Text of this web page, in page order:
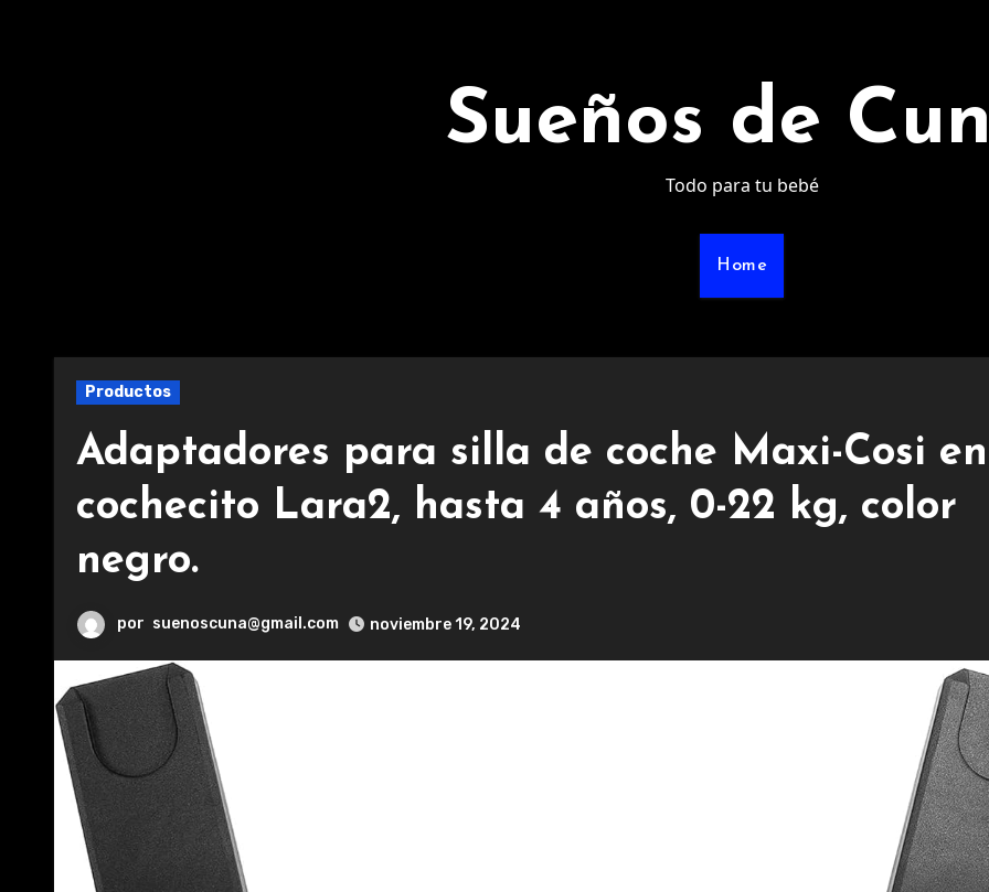
Sueños de
Todo para tu bebé
Home
Productos
Adaptadores para silla de coche Maxi-Cosi en
cochecito Lara2, hasta 4 años, 0-22 kg, color
negro.
por suenoscuna@gmail.com noviembre 19, 2024